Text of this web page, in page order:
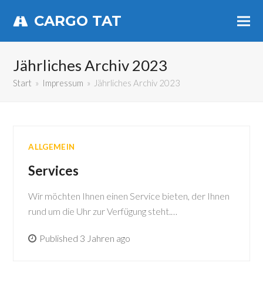
CARGO TAT
Jährliches Archiv 2023
Start » Impressum » Jährliches Archiv 2023
ALLGEMEIN
Services
Wir möchten Ihnen einen Service bieten, der Ihnen
rund um die Uhr zur Verfügung steht.…
Published 3 Jahren ago